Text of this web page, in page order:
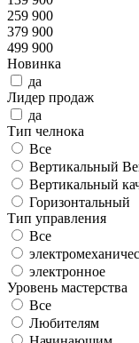
259 900
379 900
499 900
Новинка
да
Лидер продаж
да
Тип челнока
Все
Вертикальный
Вертикальный
Горизонтальный
Тип управления
Все
электронное
Уровень мастерства
Все
Любителям